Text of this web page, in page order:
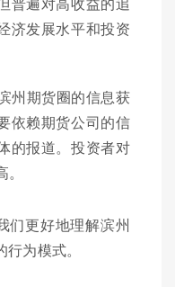
济发展水平和投资
州期货圈的信息获
依赖期货公司的信
的报道。投资者对
们更好地理解滨州
为模式。